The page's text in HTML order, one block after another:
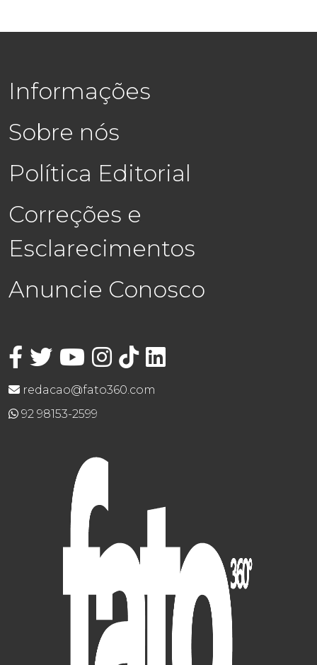
Informações
Sobre nós
Política Editorial
Correções e
Esclarecimentos
Anuncie Conosco
redacao@fato360.com
92 98153-2599